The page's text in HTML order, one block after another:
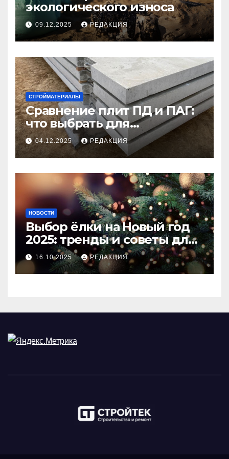
экологического износа
09.12.2025 РЕДАКЦИЯ
СТРОЙМАТЕРИАЛЫ
Сравнение плит ПД и ПАГ:
что выбрать для
долговечного и прочного
покрытия
04.12.2025 РЕДАКЦИЯ
НОВОСТИ
Выбор ёлки на Новый год
2025: тренды и советы для
идеального праздника
16.10.2025 РЕДАКЦИЯ